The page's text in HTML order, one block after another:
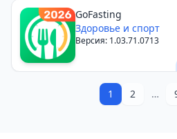
GoFasting
Здоровье и спорт
Версия: 1.03.71.0713
1 2 …